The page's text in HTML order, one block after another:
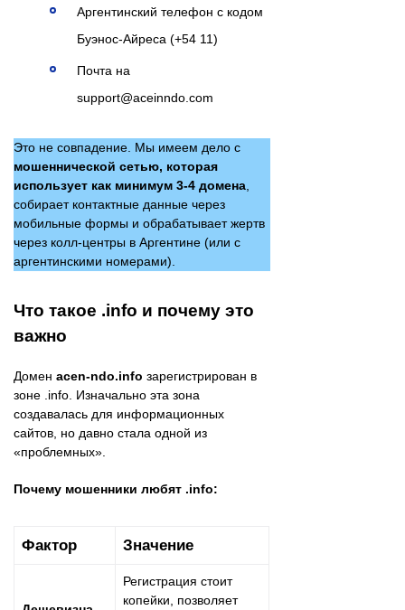
Аргентинский телефон с кодом
Буэнос-Айреса (+54 11)
Почта на
support@aceinndo.com
Это не совпадение. Мы имеем дело с
мошеннической сетью, которая
использует как минимум 3-4 домена,
собирает контактные данные через
мобильные формы и обрабатывает жертв
через колл-центры в Аргентине (или с
аргентинскими номерами).
Что такое .info и почему это
важно
Домен acen-ndo.info зарегистрирован в
зоне .info. Изначально эта зона
создавалась для информационных
сайтов, но давно стала одной из
«проблемных».
Почему мошенники любят .info:
Фактор Значение
Регистрация стоит
копейки, позволяет